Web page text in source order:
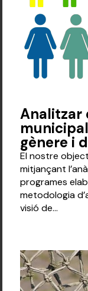
Analitzar
gènere i
El nostre
mitjançant
programes
metodologia
visió de...